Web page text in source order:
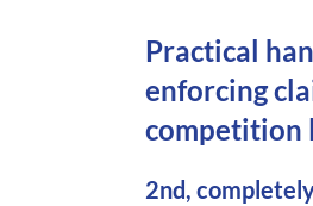
Practical
enforcing
competition
2nd,